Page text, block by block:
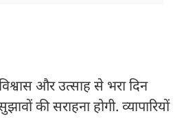
और उत्साह से भरा दिन
की सराहना होगी. व्यापारियों